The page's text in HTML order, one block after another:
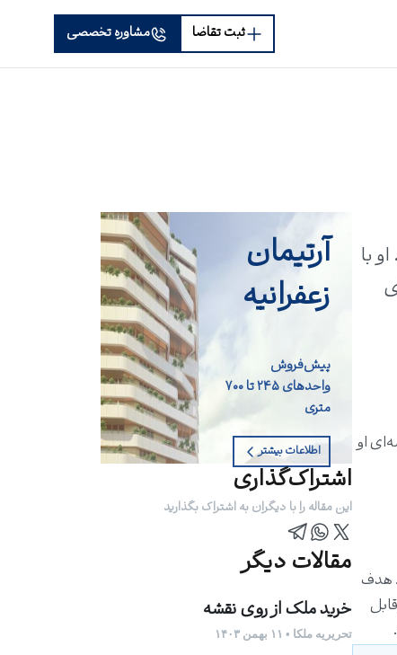
ثبت تقاضا مشاوره تخصصی
او با
او
هدف
آرتیمان
زعفرانیه
پیش‌فروش
واحد‌های ۲۴۵ تا ۷۰۰
متری
اطلاعات بیشتر
اشتراک‌گذاری
این مقاله را با دیگران به اشتراک بگذارید
مقالات دیگر
خرید ملک از روی نقشه
تحریریه ملکا • ۱۱ بهمن ۱۴۰۳